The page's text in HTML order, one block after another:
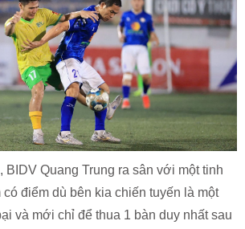
BIDV Quang Trung ra sân với một tinh
có điểm dù bên kia chiến tuyến là một
và mới chỉ để thua 1 bàn duy nhất sau